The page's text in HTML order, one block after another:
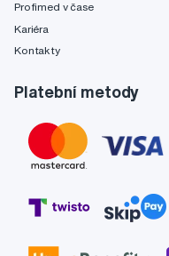
Profimed v čase
Kariéra
Kontakty
Platební metody